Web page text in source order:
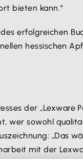
bieten kann.“
erfolgreichen
hessischen
der
wer sowohl
„Das
mit der